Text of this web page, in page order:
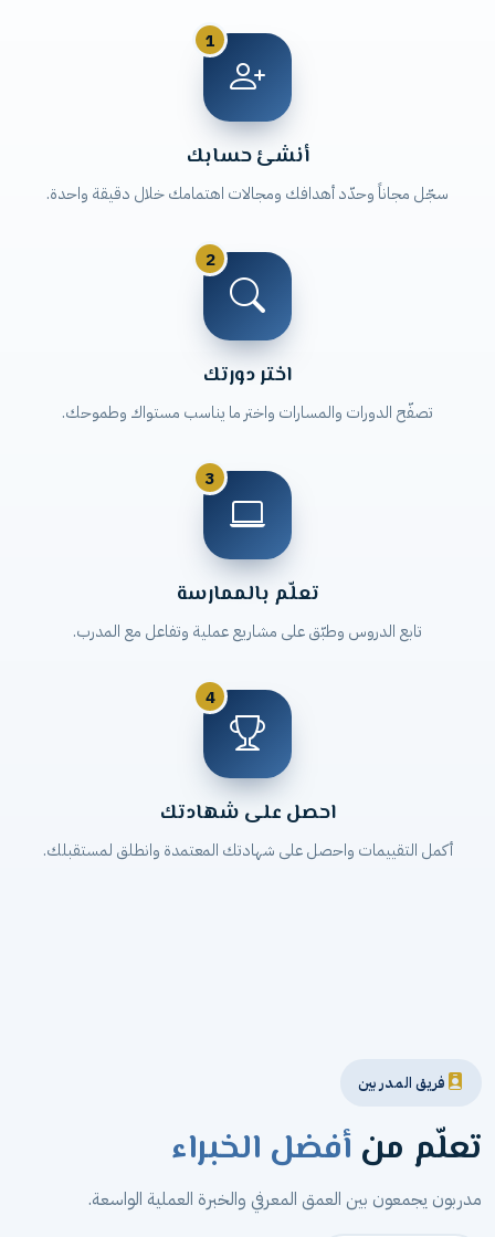
1
أنشئ حسابك
سجّل مجاناً وحدّد أهدافك ومجالات اهتمامك خلال دقيقة واحدة.
2
اختر دورتك
تصفّح الدورات والمسارات واختر ما يناسب مستواك وطموحك.
3
تعلّم بالممارسة
تابع الدروس وطبّق على مشاريع عملية وتفاعل مع المدرب.
4
احصل على شهادتك
أكمل التقييمات واحصل على شهادتك المعتمدة وانطلق لمستقبلك.
فريق المدربين
تعلّم منأفضل الخبراء
مدربون يجمعون بين العمق المعرفي والخبرة العملية الواسعة.